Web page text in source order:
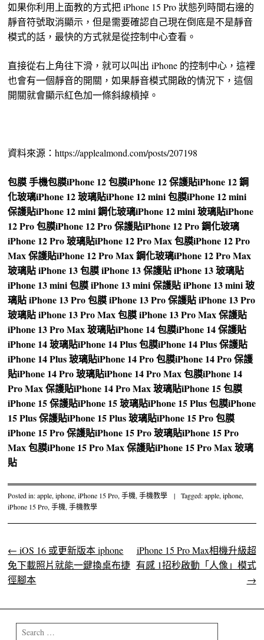
如果你利用上面教的方式把 iPhone 15 Pro 狀態列時間右邊的
靜音符號取消顯示，但是需要確認自己現在倒底是不是靜音
模式的話，最快的方式就是從控制中心查看。
直接從右上角往下滑，就可以叫出 iPhone 的控制中心，這裡
也會有一個靜音的開關，如果靜音模式開啟的情況下，這個
開關就會顯示紅色加一條斜線槓掉。
資料來源：https://applealmond.com/posts/207198
包膜手機包膜iPhone 12 包膜iPhone 12 保護貼iPhone 12 鋼
化玻璃iPhone 12 玻璃貼iPhone 12 mini 包膜iPhone 12 mini
保護貼iPhone 12 mini 鋼化玻璃iPhone 12 mini 玻璃貼iPhone
12 Pro 包膜iPhone 12 Pro 保護貼iPhone 12 Pro 鋼化玻璃
iPhone 12 Pro 玻璃貼iPhone 12 Pro Max 包膜iPhone 12 Pro
Max 保護貼iPhone 12 Pro Max 鋼化玻璃iPhone 12 Pro Max
玻璃貼iPhone 13 包膜iPhone 13 保護貼iPhone 13 玻璃貼
iPhone 13 mini 包膜iPhone 13 mini 保護貼iPhone 13 mini 玻
璃貼iPhone 13 Pro 包膜iPhone 13 Pro 保護貼iPhone 13 Pro
玻璃貼iPhone 13 Pro Max 包膜iPhone 13 Pro Max 保護貼
iPhone 13 Pro Max 玻璃貼iPhone 14 包膜iPhone 14 保護貼
iPhone 14 玻璃貼iPhone 14 Plus 包膜iPhone 14 Plus 保護貼
iPhone 14 Plus 玻璃貼iPhone 14 Pro 包膜iPhone 14 Pro 保護
貼iPhone 14 Pro 玻璃貼iPhone 14 Pro Max 包膜iPhone 14
Pro Max 保護貼iPhone 14 Pro Max 玻璃貼iPhone 15 包膜
iPhone 15 保護貼iPhone 15 玻璃貼iPhone 15 Plus 包膜iPhone
15 Plus 保護貼iPhone 15 Plus 玻璃貼iPhone 15 Pro 包膜
iPhone 15 Pro 保護貼iPhone 15 Pro 玻璃貼iPhone 15 Pro
Max 包膜iPhone 15 Pro Max 保護貼iPhone 15 Pro Max 玻璃
貼
Posted in:apple,iphone,iPhone 15 Pro,手機,手機教學 | Tagged:apple,iphone,
iPhone 15 Pro,手機,手機教學
Post navigation
← iOS 16 或更新版本 iphone
免下載照片就能一鍵換桌布捷
徑腳本
iPhone 15 Pro Max相機升級超
有感 1招秒啟動「人像」模式
→
Search